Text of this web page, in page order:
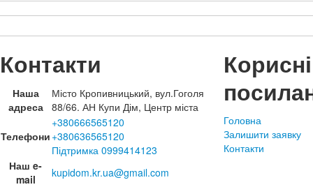
Контакти
Наша
адреса
Місто Кропивницький, вул.Гоголя
88/66. АН Купи Дім, Центр міста
Телефони
+380666565120
+380636565120
Підтримка 0999414123
Наш e-
mail
kupidom.kr.ua@gmail.com
Корисні
Головна
Залишити заявку
Контакти